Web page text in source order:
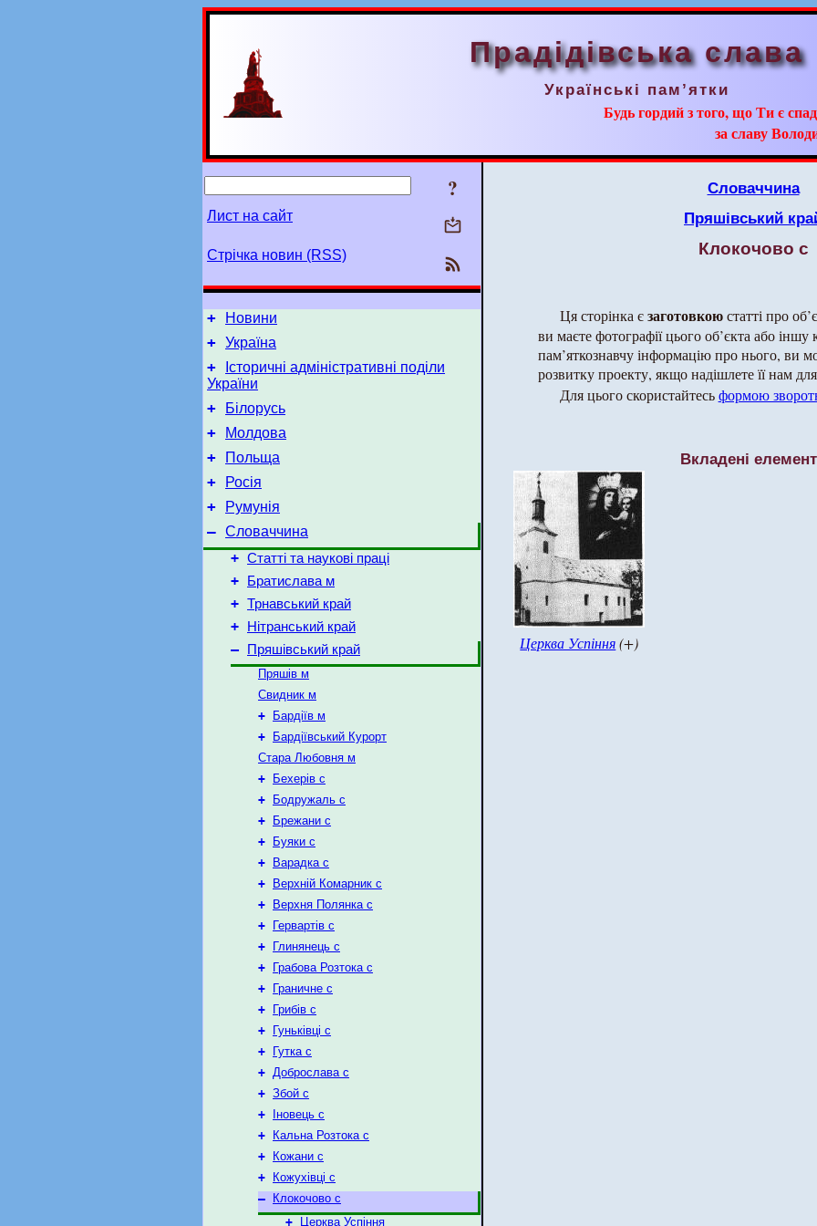
Прадідівська слава
Українські пам’ятки
Будь гордий з того, що Ти є
за славу
?
Лист на сайт
Стрічка новин (RSS)
+ Новини
+ Україна
+
Історичні адміністративні поділи
України
+ Білорусь
+ Молдова
+ Польща
+ Росія
+ Румунія
– Словаччина
+ Статті та наукові праці
+ Братислава м
+ Трнавський край
+ Нітранський край
– Пряшівський край
Пряшів м
Свидник м
+
Бардіїв м
+
Бардіївський Курорт
Стара Любовня м
+
Бехерів с
+
Бодружаль с
+
Брежани с
+
Буяки с
+
Варадка с
+
Верхній Комарник с
+
Верхня Полянка с
+
Гервартів с
+
Глинянець с
+
Грабова Розтока с
+
Граничне с
+
Грибів с
+
Гуньківці с
+
Гутка с
+ Доброслава с
+ Збой с
+
Іновець с
+
Кальна Розтока с
+
Кожани с
+
Кожухівці с
–
Клокочово с
+
Церква Успіння
Словаччина
Пряшівський
Клокочово с
Ця сторінка єзаготовкоюстатті про
ви маєте фотографії цього об’єкта або іншу
пам’яткознавчу інформацію про нього, ви
розвитку проекту, якщо надішлете її нам для
Для цього скористайтесьформою
Вкладені
Церква Успіння(+)